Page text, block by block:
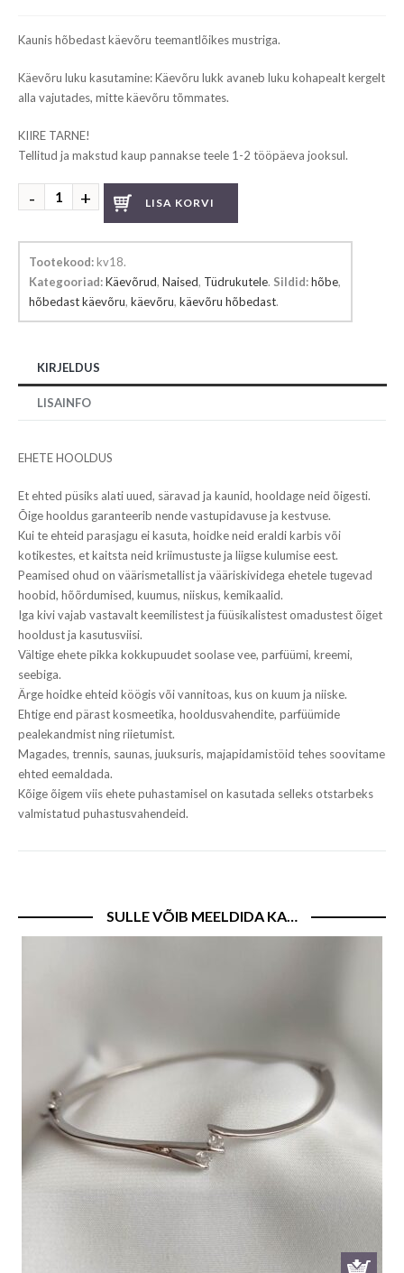
Kaunis hõbedast käevõru teemantlõikes mustriga.
Käevõru luku kasutamine: Käevõru lukk avaneb luku kohapealt kergelt
alla vajutades, mitte käevõru tõmmates.
KIIRE TARNE!
Tellitud ja makstud kaup pannakse teele 1-2 tööpäeva jooksul.
Hõbedast
käevõru
LISA KORVI
Tootekood: kv18.
Kategooriad:Käevõrud, Naised, Tüdrukutele. Sildid:hõbe,
hõbedast käevõru, käevõru, käevõru hõbedast.
KIRJELDUS
LISAINFO
EHETE HOOLDUS
Et ehted püsiks alati uued, säravad ja kaunid, hooldage neid õigesti.
Õige hooldus garanteerib nende vastupidavuse ja kestvuse.
Kui te ehteid parasjagu ei kasuta, hoidke neid eraldi karbis või
kotikestes, et kaitsta neid kriimustuste ja liigse kulumise eest.
Peamised ohud on väärismetallist ja vääriskividega ehetele tugevad
hoobid, hõõrdumised, kuumus, niiskus, kemikaalid.
Iga kivi vajab vastavalt keemilistest ja füüsikalistest omadustest õiget
hooldust ja kasutusviisi.
Vältige ehete pikka kokkupuudet soolase vee, parfüümi, kreemi,
seebiga.
Ärge hoidke ehteid köögis või vannitoas, kus on kuum ja niiske.
Ehtige end pärast kosmeetika, hooldusvahendite, parfüümide
pealekandmist ning riietumist.
Magades, trennis, saunas, juuksuris, majapidamistöid tehes soovitame
ehted eemaldada.
Kõige õigem viis ehete puhastamisel on kasutada selleks otstarbeks
valmistatud puhastusvahendeid.
SULLE VÕIB MEELDIDA KA…